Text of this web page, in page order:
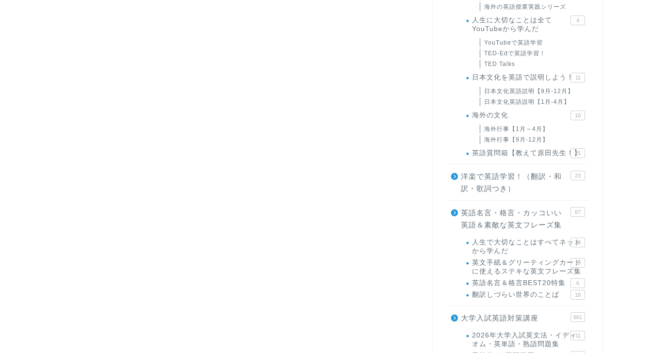
海外の英語授業実践シリーズ
人生に大切なことは全て
YouTubeから学んだ
4
YouTubeで英語学習
TED-Edで英語学習！
TED Talks
日本文化を英語で説明しよう！ 11
日本文化英語説明【9月-12月】
日本文化英語説明【1月-4月】
海外の文化 10
海外行事【1月～4月】
海外行事【9月-12月】
英語質問箱【教えて原田先生！】
25
洋楽で英語学習！（翻訳・和
訳・歌詞つき）
23
英語名言・格言・カッコいい
英語＆素敵な英文フレーズ集
67
人生で大切なことはすべてネット
から学んだ
23
英文手紙＆グリーティングカード
に使えるステキな英文フレーズ集
19
英語名言＆格言BEST20特集 6
翻訳しづらい世界のことば 18
大学入試英語対策講座 661
2026年大学入試英文法・イディ
オム・英単語・熟語問題集
11